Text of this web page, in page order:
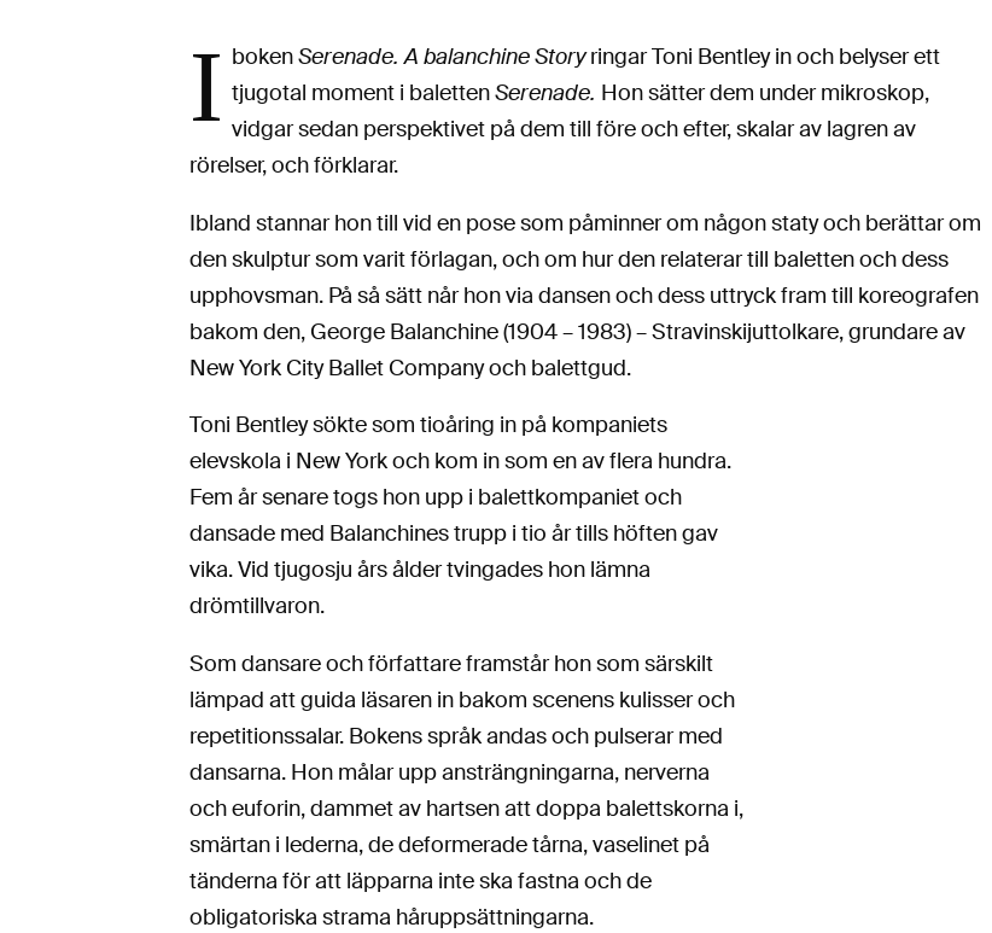
I bokenSerenade. A balanchine Storyringar Toni Bentley in och belyser ett
tjugotal moment i balettenSerenade. Hon sätter dem under mikroskop,
vidgar sedan perspektivet på dem till före och efter, skalar av lagren av
rörelser, och förklarar.
Ibland stannar hon till vid en pose som påminner om någon staty och berättar om
den skulptur som varit förlagan, och om hur den relaterar till baletten och dess
upphovsman. På så sätt når hon via dansen och dess uttryck fram till koreografen
bakom den, George Balanchine (1904 – 1983) – Stravinskijuttolkare, grundare av
New York City Ballet Company och balettgud.
Toni Bentley sökte som tioåring in på kompaniets
elevskola i New York och kom in som en av flera hundra.
Fem år senare togs hon upp i balettkompaniet och
dansade med Balanchines trupp i tio år tills höften gav
vika. Vid tjugosju års ålder tvingades hon lämna
drömtillvaron.
Som dansare och författare framstår hon som särskilt
lämpad att guida läsaren in bakom scenens kulisser och
repetitionssalar. Bokens språk andas och pulserar med
dansarna. Hon målar upp ansträngningarna, nerverna
och euforin, dammet av hartsen att doppa balettskorna i,
smärtan i lederna, de deformerade tårna, vaselinet på
tänderna för att läpparna inte ska fastna och de
obligatoriska strama håruppsättningarna.